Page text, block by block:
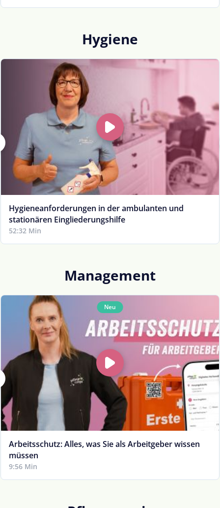
Hygiene
Hygieneanforderungen in der ambulanten und
stationären Eingliederungshilfe
52:32 Min
Management
Neu
Arbeitsschutz: Alles, was Sie als Arbeitgeber wissen
müssen
9:56 Min